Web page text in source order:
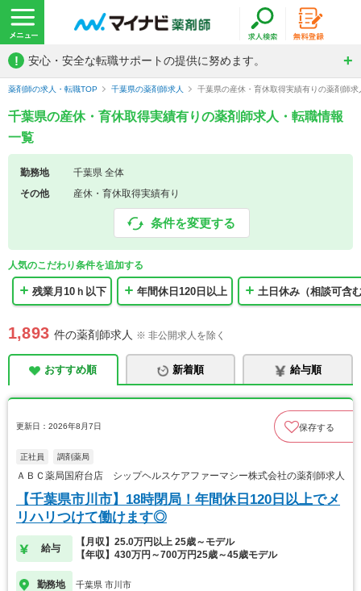
! 安心・安全な転職サポートの提供に努めます。
薬剤師の求人・転職TOP 千葉県の薬剤師求人 千葉県の産休・育休取得実績有りの薬剤師
千葉県の産休・育休取得実績有りの薬剤師求人・転職情報
一覧
勤務地
千葉県 全体
その他
産休・育休取得実績有り
条件を変更する
人気のこだわり条件を追加する
残業月10ｈ以下 年間休日120日以上 土日休み（相談可含
1,893 件の薬剤師求人 ※ 非公開求人を除く
おすすめ順 新着順 給与順
更新日：2026年8月7日 保存する
正社員 調剤薬局
ＡＢＣ薬局国府台店 シップヘルスケアファーマシー株式会社の薬剤師求人
【千葉県市川市】18時閉局！年間休日120日以上でメ
リハリつけて働けます◎
給与
【月収】25.0万円以上 25歳～モデル
【年収】430万円～700万円25歳～45歳モデル
勤務地 千葉県 市川市